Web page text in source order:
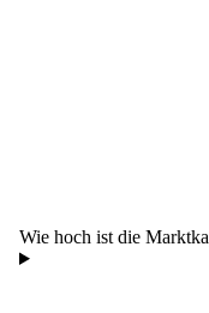
Wie hoch ist die